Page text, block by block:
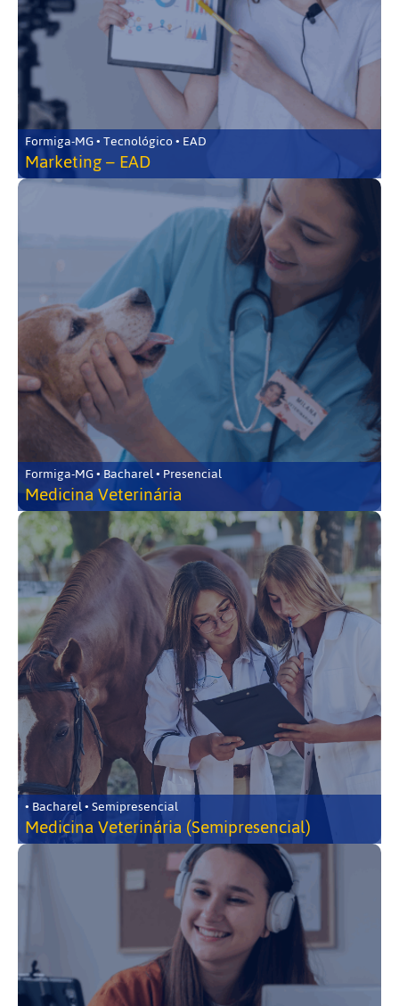
Formiga-MG • Tecnológico • EAD
Marketing – EAD
Formiga-MG • Bacharel • Presencial
Medicina Veterinária
• Bacharel • Semipresencial
Medicina Veterinária (Semipresencial)